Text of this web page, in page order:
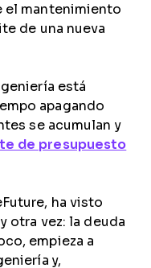
el mantenimiento
de una nueva
está
apagando
se acumulan y
de presupuesto
ha visto
otra vez: la deuda
empieza a
y,